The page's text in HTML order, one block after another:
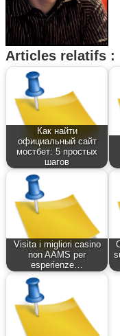
Articles relatifs :
Как найти
официальный сайт
мостбет: 5 простых
шагов
Visita i migliori casino
non AAMS per
esperienze…